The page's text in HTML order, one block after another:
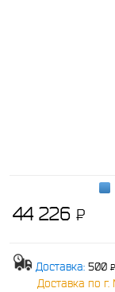
44 226P
-
Доставка: 500 P
-
Доставка по